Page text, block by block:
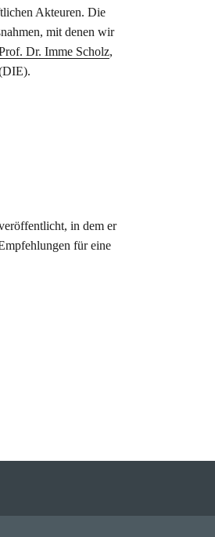
Akteuren. Die
mit denen wir
Dr. Imme Scholz,
in dem er
für eine